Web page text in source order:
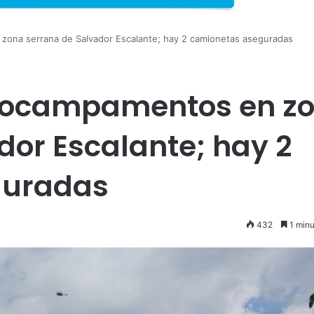
serrana de Salvador Escalante; hay 2 camionetas aseguradas
en
Escalante; hay 2
432 1